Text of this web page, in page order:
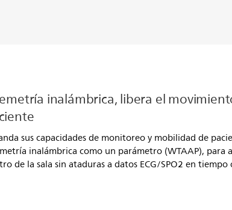
inalámbrica, libera el
sus capacidades de monitoreo y mobilidad de
inalámbrica como un parámetro (WTAAP), para
de la sala sin ataduras a datos ECG/SPO2 en tiempo